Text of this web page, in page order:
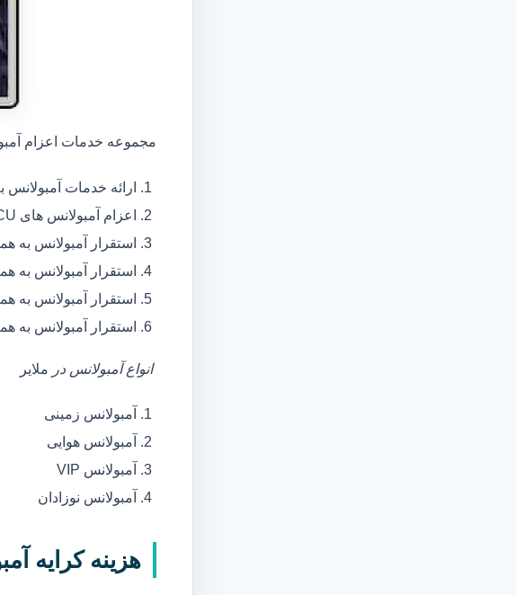
مجموعه خدمات اعزام
ارائه خدمات
اعزام آمبولانس های ICU ,NICU ,PICU و CCU جهت انتقال بیماران با شرایط خاص
استقرار آمبولانس به
استقرار آمبولانس به
استقرار آمبولانس
استقرار آمبولانس به
انواع آمبولانس در ملایر
آمبولانس زمینی
آمبولانس هوایی
آمبولانس VIP
آمبولانس نوزادان
هزینه کرایه